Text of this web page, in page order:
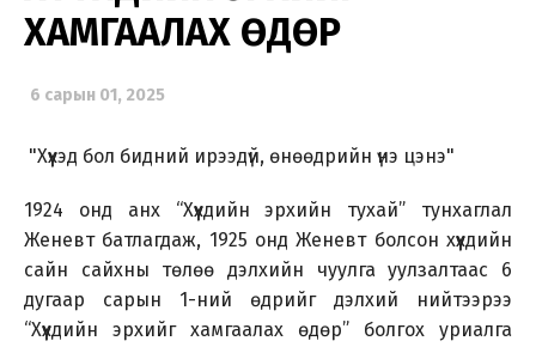
ХАМГААЛАХ ӨДӨР
6 сарын 01, 2025
"Хүүхэд бол бидний ирээдүй, өнөөдрийн үнэ цэнэ"
1924 онд анх “Хүүхдийн эрхийн тухай” тунхаглал
Женевт батлагдаж, 1925 онд Женевт болсон хүүхдийн
сайн сайхны төлөө дэлхийн чуулга уулзалтаас 6
дугаар сарын 1-ний өдрийг дэлхий нийтээрээ
“Хүүхдийн эрхийг хамгаалах өдөр” болгох уриалга